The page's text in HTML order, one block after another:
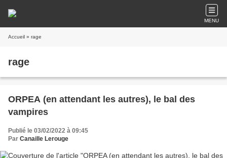
MENU
Accueil » rage
rage
ORPEA (en attendant les autres), le bal des
vampires
Publié le 03/02/2022 à 09:45
Par Canaille Lerouge